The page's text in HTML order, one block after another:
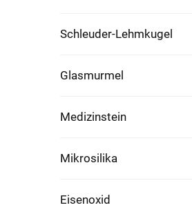
Schleuder-Lehmkugel
Glasmurmel
Medizinstein
Mikrosilika
Eisenoxid